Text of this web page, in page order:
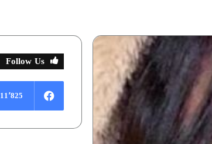
Follow Us
11٬825